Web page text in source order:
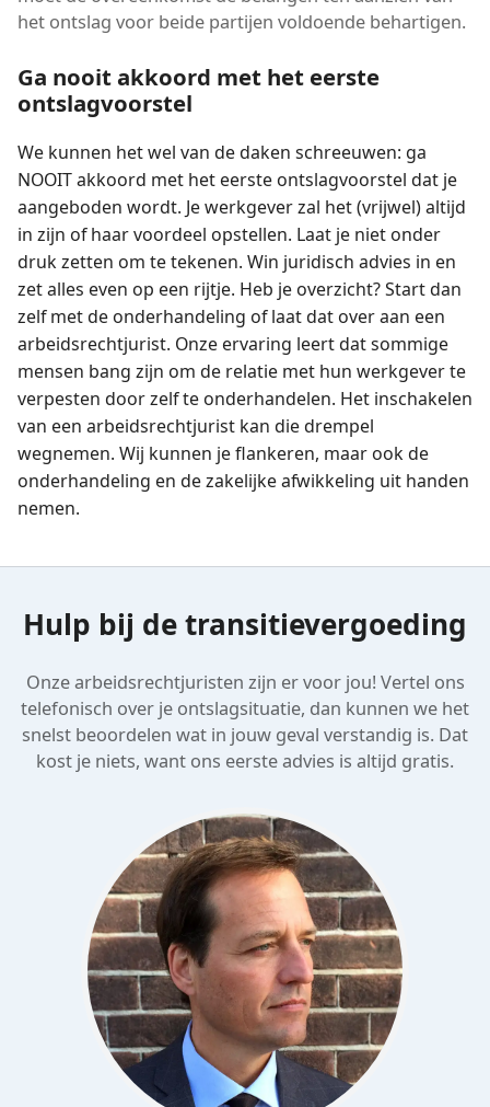
het ontslag voor beide partijen voldoende behartigen.
Ga nooit akkoord met het eerste
ontslagvoorstel
We kunnen het wel van de daken schreeuwen: ga
NOOIT akkoord met het eerste ontslagvoorstel dat je
aangeboden wordt. Je werkgever zal het (vrijwel) altijd
in zijn of haar voordeel opstellen. Laat je niet onder
druk zetten om te tekenen. Win juridisch advies in en
zet alles even op een rijtje. Heb je overzicht? Start dan
zelf met de onderhandeling of laat dat over aan een
arbeidsrechtjurist. Onze ervaring leert dat sommige
mensen bang zijn om de relatie met hun werkgever te
verpesten door zelf te onderhandelen. Het inschakelen
van een arbeidsrechtjurist kan die drempel
wegnemen. Wij kunnen je flankeren, maar ook de
onderhandeling en de zakelijke afwikkeling uit handen
nemen.
Hulp bij de transitievergoeding
Onze arbeidsrechtjuristen zijn er voor jou! Vertel ons
telefonisch over je ontslagsituatie, dan kunnen we het
snelst beoordelen wat in jouw geval verstandig is. Dat
kost je niets, want ons eerste advies is altijd gratis.